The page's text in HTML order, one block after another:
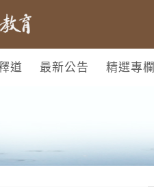
道 最新公告 精選專欄